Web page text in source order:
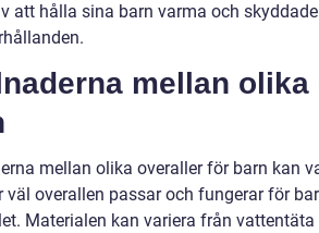
att hålla sina barn varma och
mellan
mellan olika overaller för barn kan
väl overallen passar och fungerar för
Materialen kan variera från vattentäta